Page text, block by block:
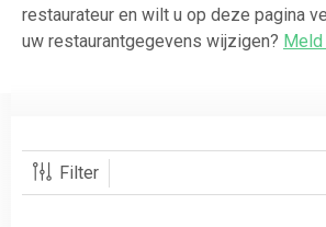
restaurateur en wilt u op deze pagina
uw restaurantgegevens wijzigen? Meld
Filter